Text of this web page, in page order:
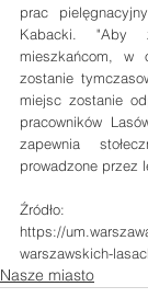
prac
Kabacki. "Aby
mieszkańcom, w
zostanie
miejsc zostanie
pracowników
zapewnia
prowadzone przez
Źródło:
https://
warszawskich-
Nasze miasto